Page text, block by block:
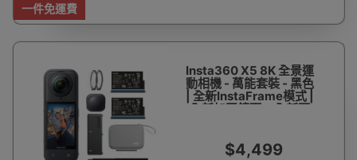
一件免運費
Insta360 X5 8K 全景運
動相機 - 萬能套裝 - 黑色
| 全新InstaFrame模式 |
全新加固鏡頭 & 全新可
$4,499